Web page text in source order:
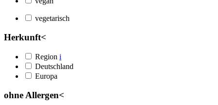
vegetarisch
Herkunft<
Region i
Deutschland
Europa
ohne Allergen<